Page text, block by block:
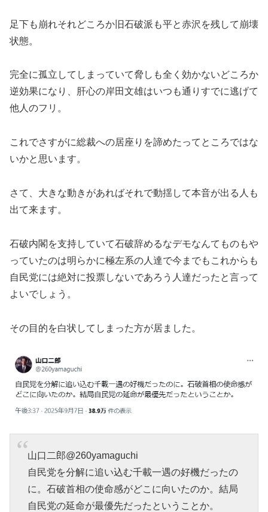
足下も崩れそれどころか旧石破派も平と赤沢を残して崩壊
状態。
完全に孤立してしまっていて脅しも全く効かないどころか
逆効果になり、肝心の岸田文雄はいつも通りすでに逃げて
他人のフリ。
これでさすがに総裁への居座りを諦めたってところではな
いかと思います。
さて、大きな動きがあればそれで動揺して本音が出る人も
出て来ます。
石破内閣を支持していて石破辞めるなデモなんてものもや
っていたのは明らかに極左系の人達で今までもこれからも
自民党には絶対に投票しないであろう人達だったと言って
よいでしょう。
その目的を白状してしまった方が居ました。
山口二郎@260yamaguchi
自民党を分解に追い込む千載一遇の好機だったの
に。石破首相の使命感がどこに向いたのか。結局
自民党の延命が最優先だったということか。